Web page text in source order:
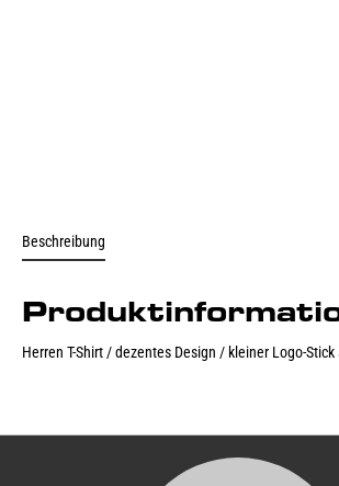
Beschreibung
Herren T-Shirt / dezentes Design / kleiner Logo-